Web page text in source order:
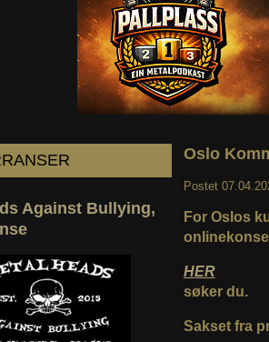
Against Bullying,
Oslo
Postet
For Oslos
HER
søker du.
Sakset fra